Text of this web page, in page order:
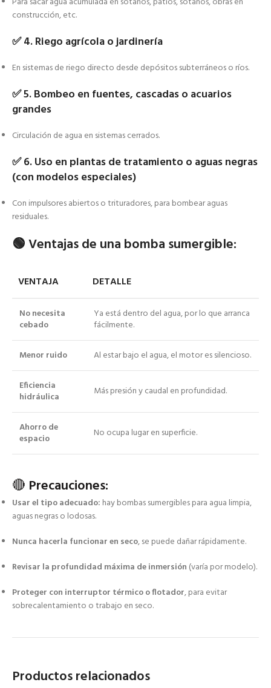
construcción, etc.
✅4. Riego agrícola o jardinería
En sistemas de riego directo desde depósitos subterráneos o ríos.
✅5. Bombeo en fuentes, cascadas o acuarios
grandes
Circulación de agua en sistemas cerrados.
✅6. Uso en plantas de tratamiento o aguas negras
(con modelos especiales)
Con impulsores abiertos o trituradores, para bombear aguas
residuales.
🟢Ventajas de una bomba sumergible:
VENTAJA DETALLE
No necesita
cebado
Ya está dentro del agua, por lo que arranca
fácilmente.
Menor ruido Al estar bajo el agua, el motor es silencioso.
Eficiencia
hidráulica
Más presión y caudal en profundidad.
Ahorro de
espacio
No ocupa lugar en superficie.
🔴 Precauciones:
Usar el tipo adecuado: hay bombas sumergibles para agua limpia,
aguas negras o lodosas.
Nunca hacerla funcionar en seco, se puede dañar rápidamente.
Revisar la profundidad máxima de inmersión (varía por modelo).
Proteger con interruptor térmico o flotador, para evitar
sobrecalentamiento o trabajo en seco.
Productos relacionados